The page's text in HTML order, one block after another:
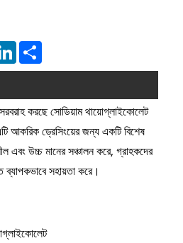
LinkedIn
করছে সোডিয়াম থায়োগ্লাইকোলেট
আকরিক ড্রেসিংয়ের জন্য একটি বিশেষ
এবং উচ্চ মানের সঞ্চালন করে, গ্রাহকদের
ব্যাপকভাবে সহায়তা করে।